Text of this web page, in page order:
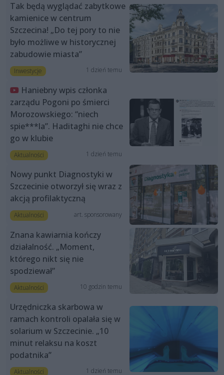
Tak będą wyglądać zabytkowe
kamienice w centrum
Szczecina! „Do tej pory to nie
było możliwe w historycznej
zabudowie miasta”
Inwestycje 1 dzień temu
Haniebny wpis członka
zarządu Pogoni po śmierci
Morozowskiego: “niech
spie***la”. Haditaghi nie chce
go w klubie
Aktualności 1 dzień temu
Nowy punkt Diagnostyki w
Szczecinie otworzył się wraz z
akcją profilaktyczną
Aktualności art. sponsorowany
Znana kawiarnia kończy
działalność. „Moment,
którego nikt się nie
spodziewał”
Aktualności 10 godzin temu
Urzędniczka skarbowa w
ramach kontroli opalała się w
solarium w Szczecinie. „10
minut relaksu na koszt
podatnika”
Aktualności 1 dzień temu